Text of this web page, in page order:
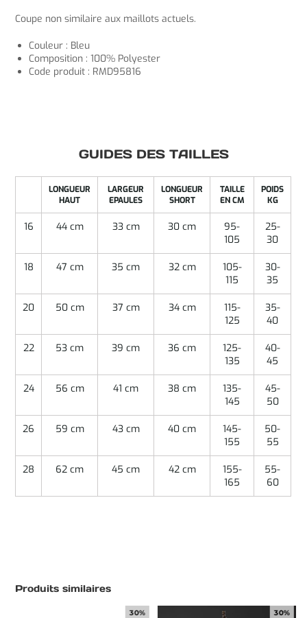
Coupe non similaire aux maillots actuels.
Couleur : Bleu
Composition : 100% Polyester
Code produit : RMD95816
GUIDES DES TAILLES
LONGUEUR
HAUT
LARGEUR
EPAULES
LONGUEUR
SHORT
TAILLE
EN CM
POIDS
KG
16 44 cm 33 cm 30 cm
95-
105
25-
30
18 47 cm 35 cm 32 cm
105-
115
30-
35
20 50 cm 37 cm 34 cm
115-
125
35-
40
22 53 cm 39 cm 36 cm
125-
135
40-
45
24 56 cm 41 cm 38 cm
135-
145
45-
50
26 59 cm 43 cm 40 cm
145-
155
50-
55
28 62 cm 45 cm 42 cm
155-
165
55-
60
Produits similaires
30% 30%